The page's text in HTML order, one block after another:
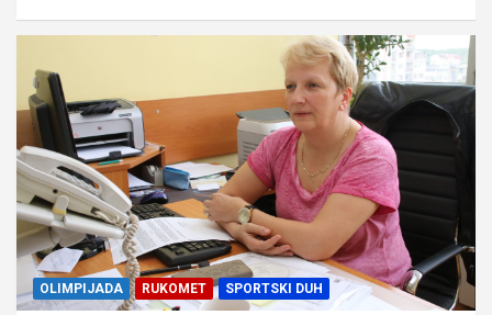
OLIMPIJADA RUKOMET SPORTSKI DUH